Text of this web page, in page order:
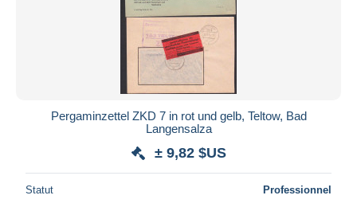
Pergaminzettel ZKD 7 in rot und gelb, Teltow, Bad
Langensalza
± 9,82 $US
Statut Professionnel